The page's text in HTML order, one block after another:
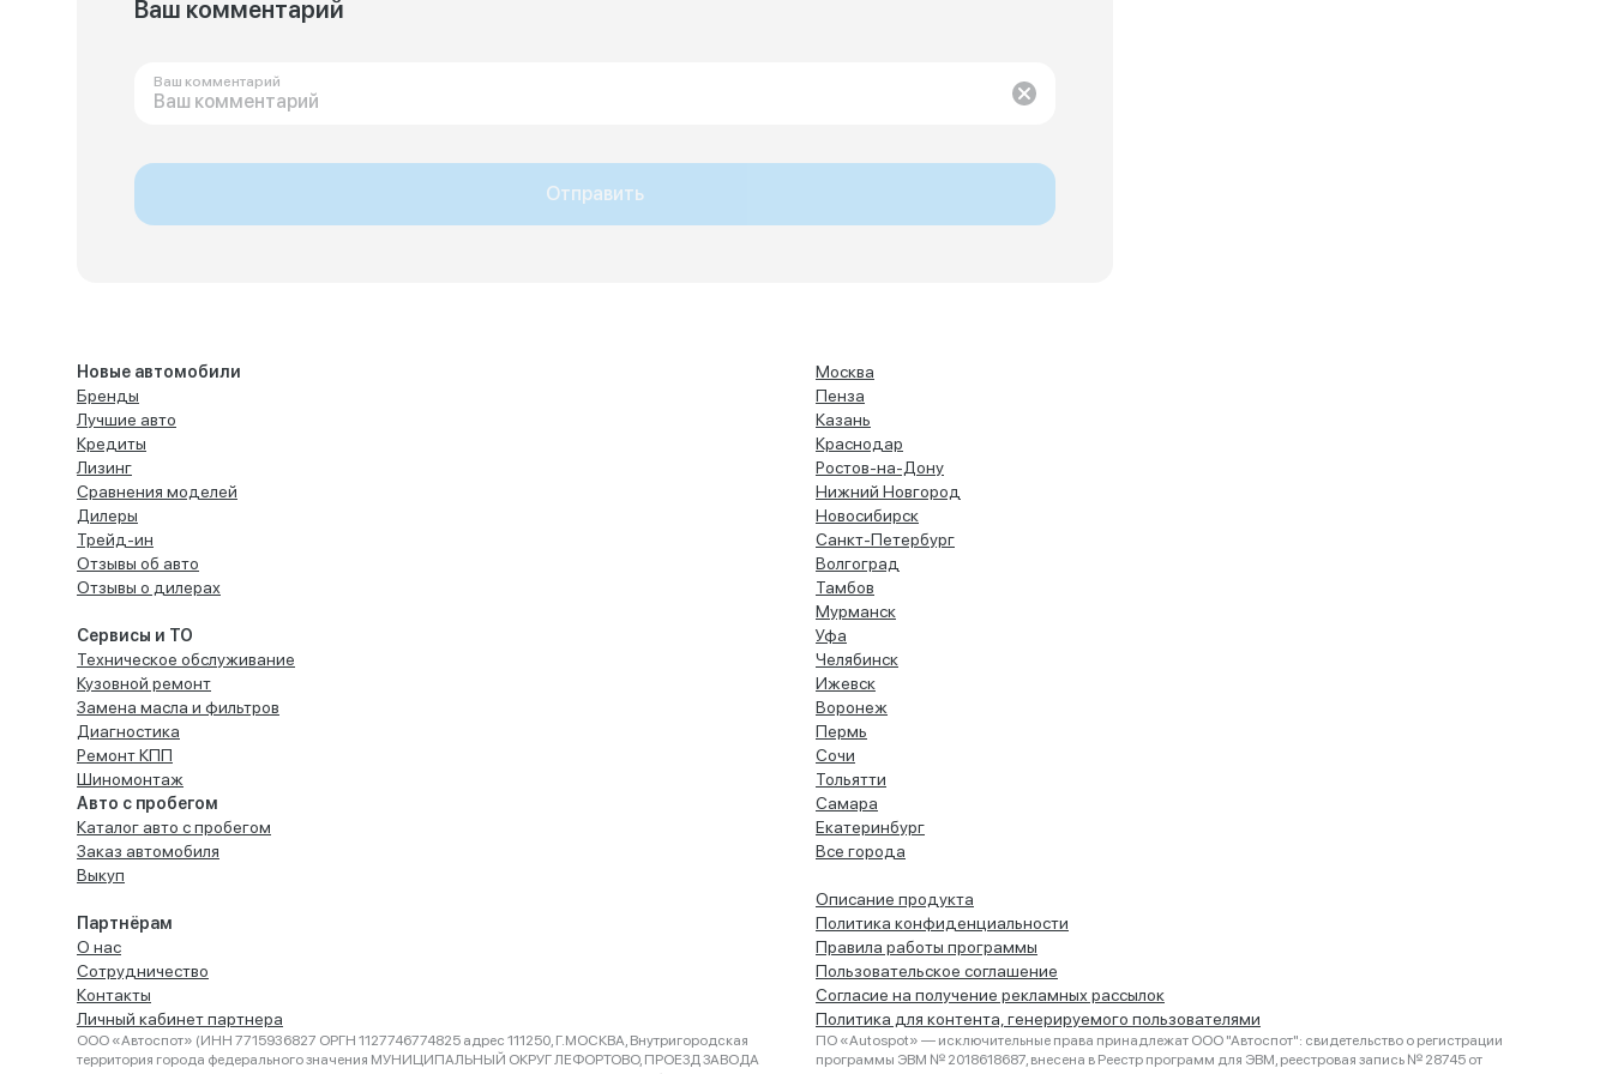
Ваш комментарий
Ваш комментарий
Отправить
Новые автомобили
Бренды
Лучшие авто
Кредиты
Лизинг
Сравнения моделей
Дилеры
Трейд-ин
Отзывы об авто
Отзывы о дилерах
Сервисы и ТО
Техническое обслуживание
Кузовной ремонт
Замена масла и фильтров
Диагностика
Ремонт КПП
Шиномонтаж
Авто с пробегом
Каталог авто с пробегом
Заказ автомобиля
Выкуп
Партнёрам
О нас
Сотрудничество
Контакты
Личный кабинет партнера
Москва
Пенза
Казань
Краснодар
Ростов-на-Дону
Нижний Новгород
Новосибирск
Санкт-Петербург
Волгоград
Тамбов
Мурманск
Уфа
Челябинск
Ижевск
Воронеж
Пермь
Сочи
Тольятти
Самара
Екатеринбург
Все города
Описание продукта
Политика конфиденциальности
Правила работы программы
Пользовательское соглашение
Согласие на получение рекламных рассылок
Политика для контента, генерируемого пользователями
ООО «Автоспот» (ИНН 7715936827 ОРГН 1127746774825 адрес 111250, Г.МОСКВА, Внутригородская
территория города федерального значения МУНИЦИПАЛЬНЫЙ ОКРУГ ЛЕФОРТОВО, ПРОЕЗД ЗАВОДА
ПО «Autospot» — исключительные права принадлежат ООО "Автоспот": свидетельство о регистрации
программы ЭВМ № 2018618687, внесена в Реестр программ для ЭВМ, реестровая запись № 28745 от